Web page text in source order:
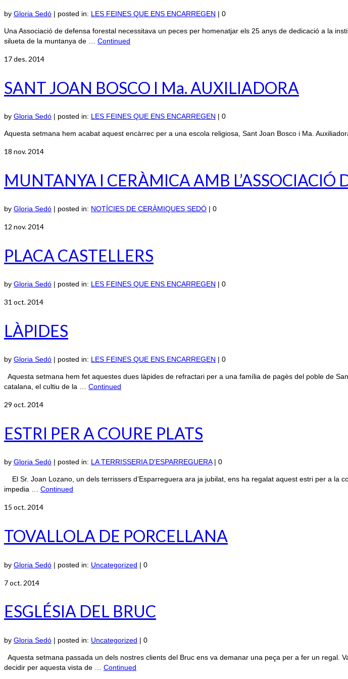
by Gloria Sedó | posted in: LES FEINES QUE ENS ENCARREGEN | 0
Una Associació de defensa forestal necessitava un peces per homenatjar els 25 anys de dedicació a la
silueta de la muntanya de … Continued
17des. 2014
SANT JOAN BOSCO I Ma. AUXILIADORA
by Gloria Sedó | posted in: LES FEINES QUE ENS ENCARREGEN | 0
Aquesta setmana hem acabat aquest encàrrec per a una escola religiosa, Sant Joan Bosco i Ma.
18 nov. 2014
MUNTANYA I CERÀMICA AMB L’ASSOCIACIÓ
by Gloria Sedó | posted in: NOTÍCIES DE CERÀMIQUES SEDÓ | 0
12 nov. 2014
PLACA CASTELLERS
by Gloria Sedó | posted in: LES FEINES QUE ENS ENCARREGEN | 0
31 oct. 2014
LÀPIDES
by Gloria Sedó | posted in: LES FEINES QUE ENS ENCARREGEN | 0
Aquesta setmana hem fet aquestes dues làpides de refractari per a una família de pagès del poble de
catalana, el cultiu de la … Continued
29 oct. 2014
ESTRI PER A COURE PLATS
by Gloria Sedó | posted in: LA TERRISSERIA D'ESPARREGUERA | 0
El Sr. Joan Lozano, un dels terrissers d’Esparreguera ara ja jubilat, ens ha regalat aquest estri per a la
impedia … Continued
15 oct. 2014
TOVALLOLA DE PORCELLANA
by Gloria Sedó | posted in: Uncategorized | 0
7oct. 2014
ESGLÉSIA DEL BRUC
by Gloria Sedó | posted in: Uncategorized | 0
Aquesta setmana passada un dels nostres clients del Bruc ens va demanar una peça per a fer un regal.
decidir per aquesta vista de … Continued